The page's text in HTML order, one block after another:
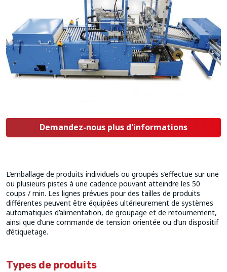
Demandez-nous plus d'informations
L’emballage de produits individuels ou groupés s’effectue sur une
ou plusieurs pistes à une cadence pouvant atteindre les 50
coups / min. Les lignes prévues pour des tailles de produits
différentes peuvent être équipées ultérieurement de systèmes
automatiques d’alimentation, de groupage et de retournement,
ainsi que d’une commande de tension orientée ou d’un dispositif
d’étiquetage.
Types de produits